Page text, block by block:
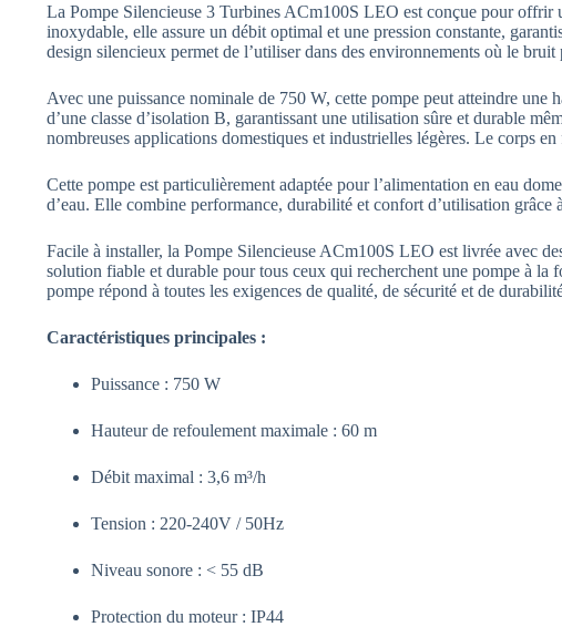
La Pompe Silencieuse 3 Turbines ACm100S LEO est conçue pour offrir
inoxydable, elle assure un débit optimal et une pression constante,
design silencieux permet de l’utiliser dans des environnements où le
Avec une puissance nominale de 750 W, cette pompe peut atteindre
d’une classe d’isolation B, garantissant une utilisation sûre et durable
nombreuses applications domestiques et industrielles légères. Le corps
Cette pompe est particulièrement adaptée pour l’alimentation en eau
d’eau. Elle combine performance, durabilité et confort d’utilisation
Facile à installer, la Pompe Silencieuse ACm100S LEO est livrée avec
solution fiable et durable pour tous ceux qui recherchent une pompe à la
pompe répond à toutes les exigences de qualité, de sécurité et de
Caractéristiques principales :
Puissance : 750 W
Hauteur de refoulement maximale : 60 m
Débit maximal : 3,6 m³/h
Tension : 220-240V / 50Hz
Niveau sonore : < 55 dB
Protection du moteur : IP44